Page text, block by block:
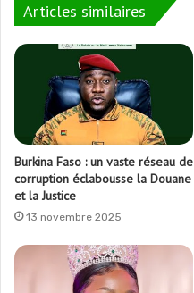
Articles similaires
Burkina Faso : un vaste réseau de
corruption éclabousse la Douane
et la Justice
13 novembre 2025